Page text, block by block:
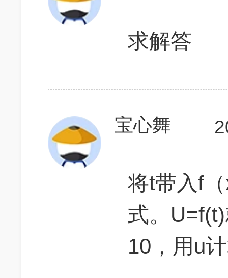
求解答
宝心舞
将t带入f
式。
10，用u